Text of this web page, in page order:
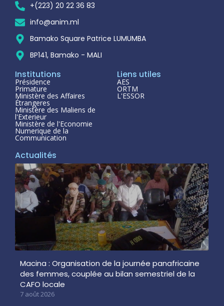
+(223) 20 22 36 83
info@anim.ml
Bamako Square Patrice LUMUMBA
BP141, Bamako - MALI
Institutions
Présidence
Primature
Ministère des Affaires
Étrangeres
Ministère des Maliens de
l'Exterieur
Ministère de l'Economie
Numerique de la
Communication
Liens utiles
AES
ORTM
L'ESSOR
Actualités
Macina : Organisation de la journée panafricaine
des femmes, couplée au bilan semestriel de la
CAFO locale
7 août 2026